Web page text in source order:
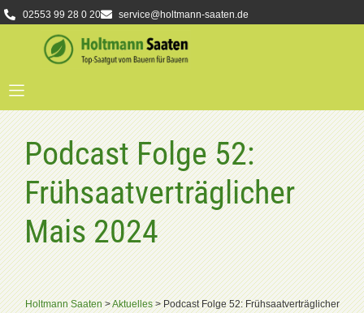
02553 99 28 0 20 service@holtmann-saaten.de
Podcast Folge 52:
Frühsaatverträglicher
Mais 2024
Holtmann Saaten>Aktuelles>Podcast Folge 52: Frühsaatverträglicher